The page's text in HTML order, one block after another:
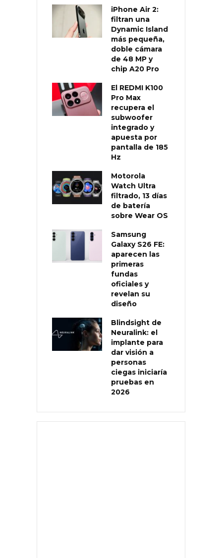
iPhone Air 2:
filtran una
Dynamic Island
más pequeña,
doble cámara
de 48 MP y
chip A20 Pro
El REDMI K100
Pro Max
recupera el
subwoofer
integrado y
apuesta por
pantalla de 185
Hz
Motorola
Watch Ultra
filtrado, 13 días
de batería
sobre Wear OS
Samsung
Galaxy S26 FE:
aparecen las
primeras
fundas
oficiales y
revelan su
diseño
Blindsight de
Neuralink: el
implante para
dar visión a
personas
ciegas iniciaría
pruebas en
2026